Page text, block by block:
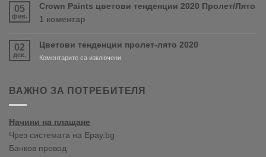
PURDY!
05
фев.
Crown Paints цветови тенденции 2020 Пролет/Лято
1 коментар
цветови
тенденции
Лято
02
дек.
Цветови тенденции пролет-лято 2020
Коментарите са изключениза
пролет-
ВАЖНО ЗА ПОТРЕБИТЕЛЯ
Начини на плащане
Чрез системата на Epay.bg
Банков превод